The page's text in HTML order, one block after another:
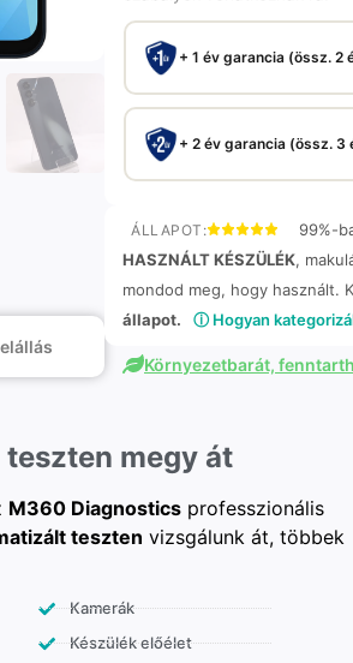
+ 1 év garancia (össz. 2
+ 2 év garancia (össz. 3
ÁLLAPOT:
99%-
HASZNÁLT KÉSZÜLÉK,
mondod meg, hogy használt.
állapot.
ⓘ Hogyan
Környezetbarát,
megy át
M360 Diagnostics professzionális
teszten vizsgálunk át, többek
Kamerák
Készülék előélet